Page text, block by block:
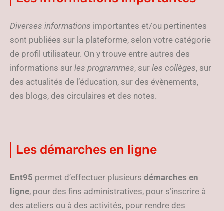
Diverses informations importantes et/ou pertinentes
sont publiées sur la plateforme, selon votre catégorie
de profil utilisateur. On y trouve entre autres des
informations sur les programmes, sur les collèges, sur
des actualités de l’éducation, sur des évènements,
des blogs, des circulaires et des notes.
Les démarches en ligne
Ent95 permet d’effectuer plusieurs démarches en
ligne, pour des fins administratives, pour s’inscrire à
des ateliers ou à des activités, pour rendre des